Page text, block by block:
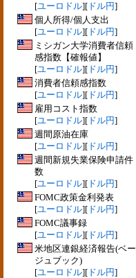
[ユーロドル][ ドル円]
個人所得/個人支出
[ユーロドル][ ドル円]
ミシガン大学消費者信頼
感指数【確報値】
[ユーロドル][ ドル円]
消費者信頼感指数
[ユーロドル][ ドル円]
雇用コスト指数
[ユーロドル][ ドル円]
週間原油在庫
[ユーロドル][ ドル円]
週間新規失業保険申請件
数
[ユーロドル][ ドル円]
FOMC政策金利発表
[ユーロドル][ ドル円]
FOMC議事録
[ユーロドル][ ドル円]
米地区連銀経済報告(ベー
ジュブック)
[ユーロドル][ ドル円]